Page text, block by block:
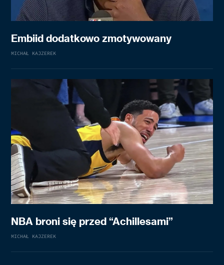
Embiid dodatkowo zmotywowany
MICHAŁ KAJZEREK
NBA broni się przed “Achillesami”
MICHAŁ KAJZEREK